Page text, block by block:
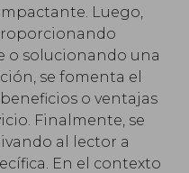
Luego,
o solucionando una
se fomenta el
o ventajas
Finalmente, se
al lector a
En el contexto